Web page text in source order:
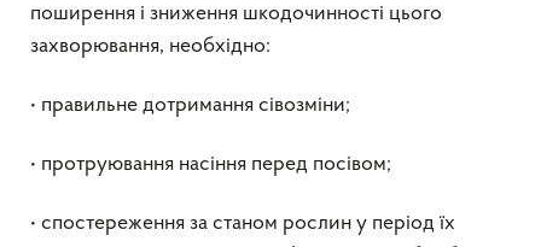
поширення і зниження шкодочинності цього
захворювання, необхідно:
• правильне дотримання сівозміни;
• протруювання насіння перед посівом;
• спостереження за станом рослин у період їх